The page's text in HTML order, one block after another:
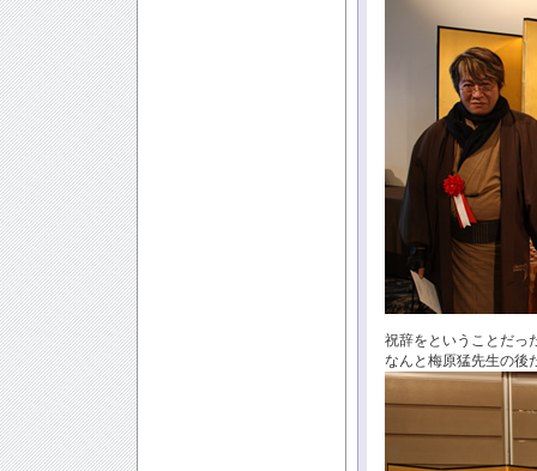
祝辞をということだっ
なんと梅原猛先生の後